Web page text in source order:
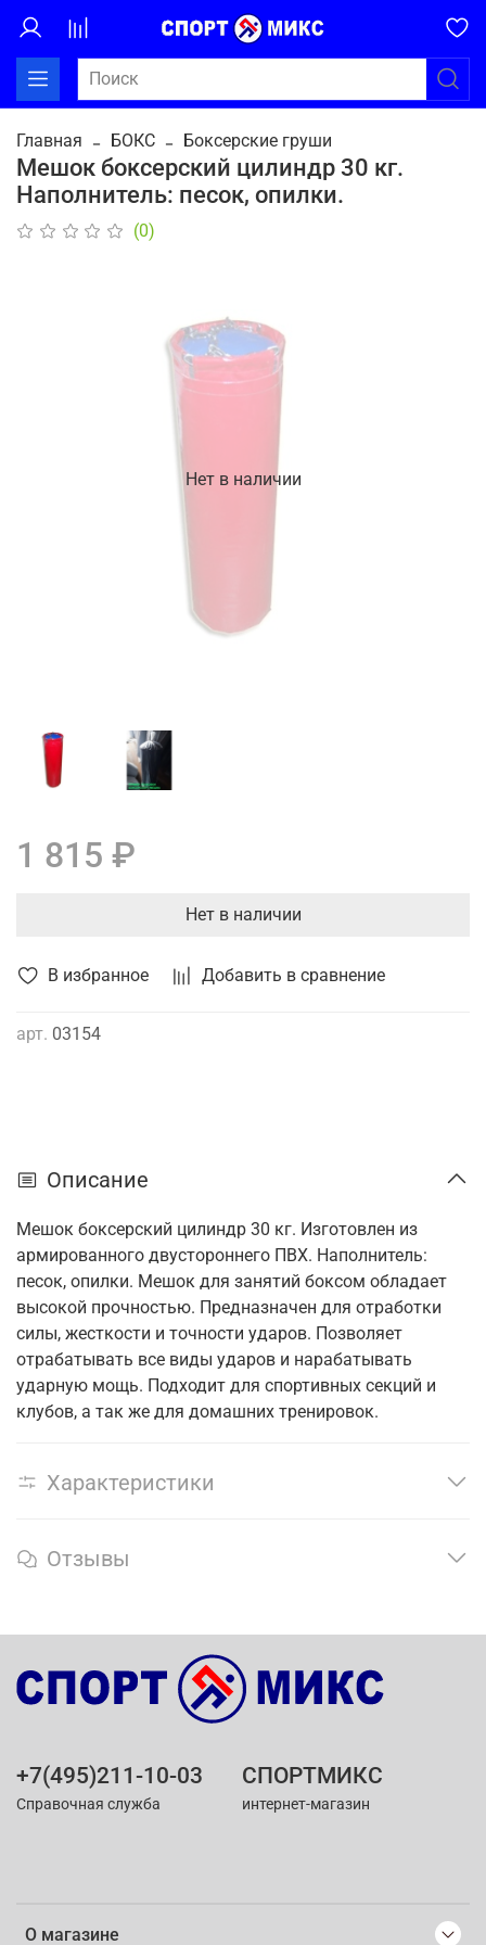
Главная БОКС Боксерские груши
Мешок боксерский цилиндр 30 кг.
Наполнитель: песок, опилки.
(0)
В избранное Добавить в сравнение
арт. 03154
Нет в наличии
1 815 ₽
Нет в наличии
Описание
Мешок боксерский цилиндр 30 кг. Изготовлен из
армированного двустороннего ПВХ. Наполнитель:
песок, опилки. Мешок для занятий боксом обладает
высокой прочностью. Предназначен для отработки
силы, жесткости и точности ударов. Позволяет
отрабатывать все виды ударов и нарабатывать
ударную мощь. Подходит для спортивных секций и
клубов, а так же для домашних тренировок.
Характеристики
Отзывы
О магазине
+7(495)211-10-03
Справочная служба
СПОРТМИКС
интернет-магазин